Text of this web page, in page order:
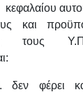
κεφαλαίου
και
τους
φέρει